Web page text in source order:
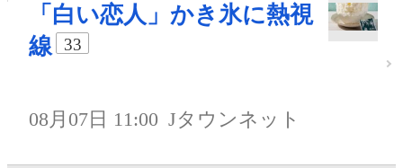
「白い恋人」かき氷に熱視
線
33
08月07日 11:00 Jタウンネット